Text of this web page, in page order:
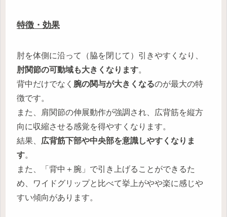
特徴・効果
肘を体側に沿って（脇を閉じて）引きやすくなり、
肘関節の可動域も大きくなります。
背中だけでなく 腕の関与が大きくなるのが最大の特
徴です。
また、肩関節の伸展動作が強調され、広背筋を縦方
向に収縮させる感覚を得やすくなります。
結果、 広背筋下部や中央部を意識しやすくなりま
す。
また、「背中＋腕」で引き上げることができるた
め、ワイドグリップと比べて挙上がやや楽に感じや
すい傾向があります。